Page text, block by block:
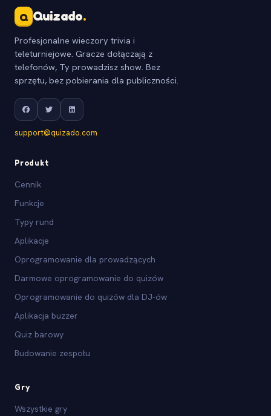
Q Quizado.
Profesjonalne wieczory trivia i
teleturniejowe. Gracze dołączają z
telefonów, Ty prowadzisz show. Bez
sprzętu, bez pobierania dla publiczności.
support@quizado.com
Produkt
Cennik
Funkcje
Typy rund
Aplikacje
Oprogramowanie dla prowadzących
Darmowe oprogramowanie do quizów
Oprogramowanie do quizów dla DJ-ów
Aplikacja buzzer
Quiz barowy
Budowanie zespołu
Gry
Wszystkie gry